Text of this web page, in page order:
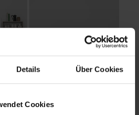
Details Über Cookies
Cookies